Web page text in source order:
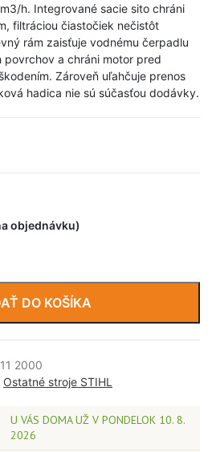
h. Integrované sacie sito chráni
filtráciou čiastočiek nečistôt
rám zaisťuje vodnému čerpadlu
a chráni motor pred
Zároveň uľahčuje prenos
hadica nie sú súčasťou dodávky.
objednávku)
DO KOŠÍKA
2000
Ostatné stroje STIHL
U VÁS DOMA UŽ V PONDELOK 10. 8.
2026